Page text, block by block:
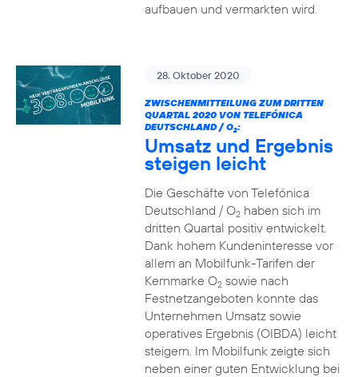
aufbauen und vermarkten wird.
28. Oktober 2020
ZWISCHENMITTEILUNG ZUM DRITTEN
QUARTAL 2020 VON TELEFÓNICA
DEUTSCHLAND / O2:
Umsatz und Ergebnis
steigen leicht
Die Geschäfte von Telefónica
Deutschland / O2haben sich im
dritten Quartal positiv entwickelt.
Dank hohem Kundeninteresse vor
allem an Mobilfunk-Tarifen der
Kernmarke O2sowie nach
Festnetzangeboten konnte das
Unternehmen Umsatz sowie
operatives Ergebnis (OIBDA) leicht
steigern. Im Mobilfunk zeigte sich
neben einer guten Entwicklung bei